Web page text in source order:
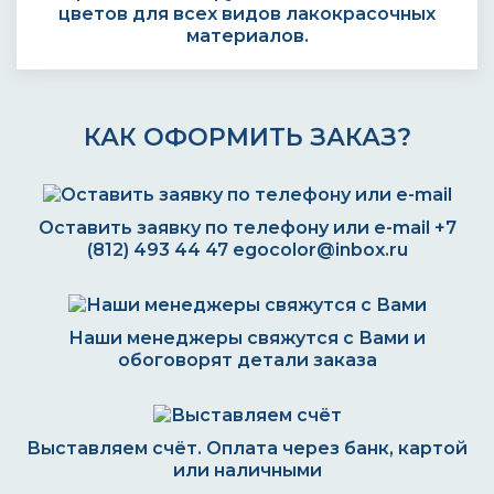
цветов для всех видов лакокрасочных
материалов.
КАК ОФОРМИТЬ ЗАКАЗ?
Оставить заявку по телефону или e-mail +7
(812) 493 44 47 egocolor@inbox.ru
Наши менеджеры свяжутся с Вами и
обоговорят детали заказа
Выставляем счёт. Оплата через банк, картой
или наличными